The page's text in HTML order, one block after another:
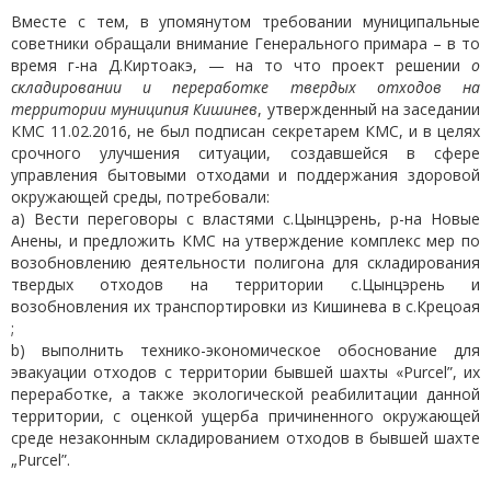
Вместе с тем, в упомянутом требовании муниципальные
советники обращали внимание Генерального примара – в то
время г-на Д.Киртоакэ, — на то что проект решении о
складировании и переработке твердых отходов на
территории муниципия Кишинев, утвержденный на заседании
КМС 11.02.2016, не был подписан секретарем КМС, и в целях
срочного улучшения ситуации, создавшейся в сфере
управления бытовыми отходами и поддержания здоровой
окружающей среды, потребовали:
a) Вести переговоры с властями с.Цынцэрень, р-на Новые
Анены, и предложить КМС на утверждение комплекс мер по
возобновлению деятельности полигона для складирования
твердых отходов на территории с.Цынцэрень и
возобновления их транспортировки из Кишинева в с.Крецоая
;
b) выполнить технико-экономическое обоснование для
эвакуации отходов с территории бывшей шахты «Purcel”, их
переработке, а также экологической реабилитации данной
территории, с оценкой ущерба причиненного окружающей
среде незаконным складированием отходов в бывшей шахте
„Purcel”.